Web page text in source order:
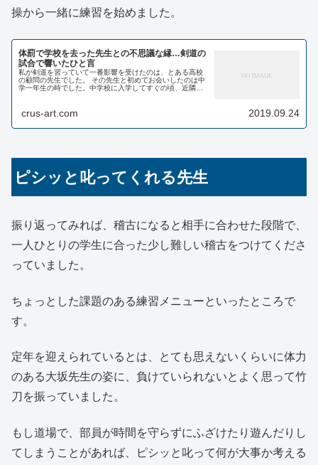
操から一緒に練習を始めました。
体罰で学校を去った先生との不思議な縁…剣道の
試合で響いたひと言
私が剣道を習っていて一番影響を受けたのは、とある高校
の顧問の先生でした。 その先生と初めてお会いしたのは中
学一年生の時でした。中学校に入学してすぐの頃、近隣に
crus-art.com 2019.09.24
ピシッと叱ってくれる先生
振り返ってみれば、稽古になると相手に合わせた段階で、
一人ひとりの学生に合った少し難しい稽古をつけてくださ
っていました。
ちょっとした課題のある練習メニューといったところで
す。
定年を迎えられているとは、とても思えないくらいに体力
のある大坂先生の姿に、負けていられないとよく思って竹
刀を振っていました。
もし道場で、部員が時間を守らずにふざけたり遊んだりし
てしまうことがあれば、ピシッと叱って何が大事か考える